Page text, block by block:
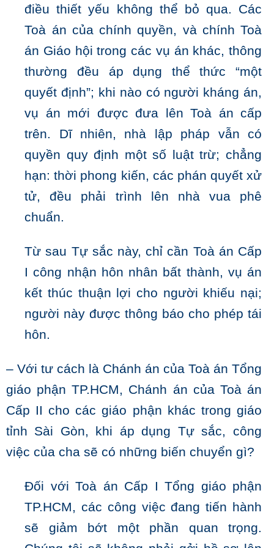
điều thiết yếu không thể bỏ qua. Các
Toà án của chính quyền, và chính Toà
án Giáo hội trong các vụ án khác, thông
thường đều áp dụng thể thức “một
quyết định”; khi nào có người kháng án,
vụ án mới được đưa lên Toà án cấp
trên. Dĩ nhiên, nhà lập pháp vẫn có
quyền quy định một số luật trừ; chẳng
hạn: thời phong kiến, các phán quyết xử
tử, đều phải trình lên nhà vua phê
chuẩn.
Từ sau Tự sắc này, chỉ cần Toà án Cấp
I công nhận hôn nhân bất thành, vụ án
kết thúc thuận lợi cho người khiếu nại;
người này được thông báo cho phép tái
hôn.
– Với tư cách là Chánh án của Toà án Tổng
giáo phận TP.HCM, Chánh án của Toà án
Cấp II cho các giáo phận khác trong giáo
tỉnh Sài Gòn, khi áp dụng Tự sắc, công
việc của cha sẽ có những biến chuyển gì?
Đối với Toà án Cấp I Tổng giáo phận
TP.HCM, các công việc đang tiến hành
sẽ giảm bớt một phần quan trọng.